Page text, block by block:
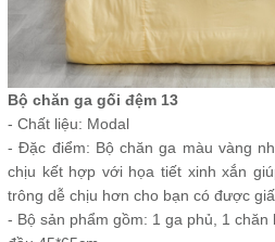
Bộ chăn ga gối đệm 13
- Chất liệu: Modal
- Đặc điểm: Bộ chăn ga màu vàng
chịu kết hợp với họa tiết xinh xắn
trông dễ chịu hơn cho bạn có được
- Bộ sản phẩm gồm: 1 ga phủ, 1